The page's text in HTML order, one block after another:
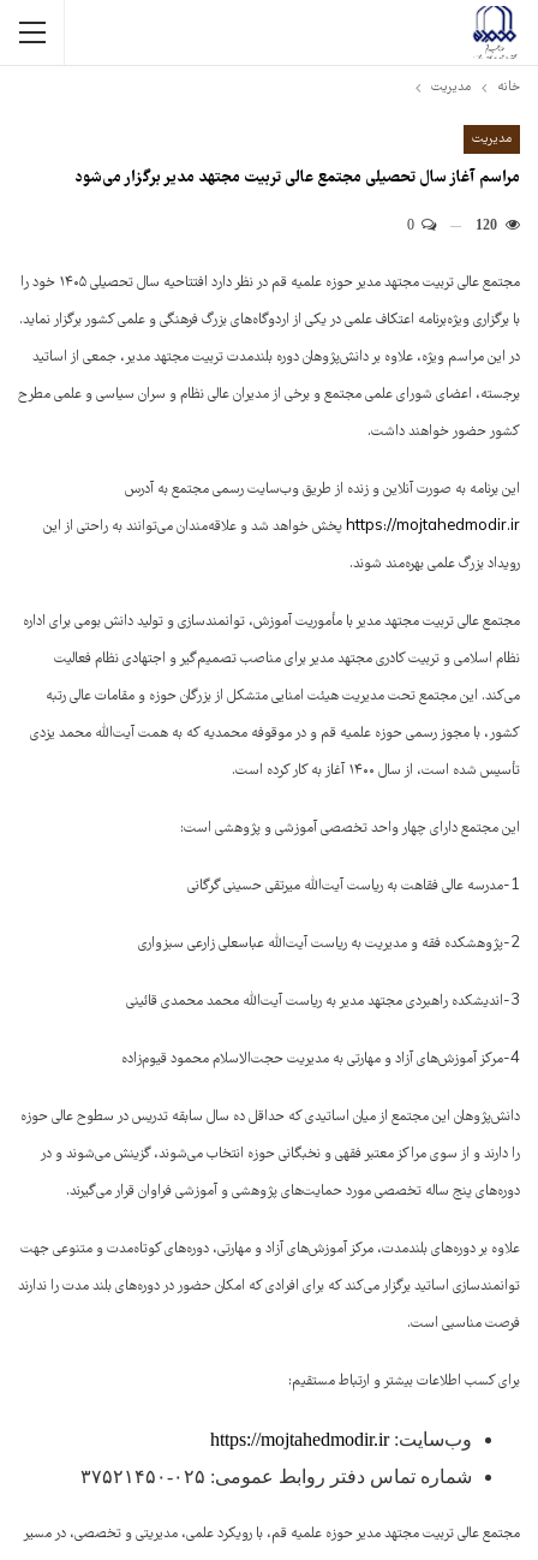
خانه مدیریت
مدیریت
مراسم آغاز سال تحصیلی مجتمع عالی تربیت مجتهد مدیر برگزار می‌شود
120
مجتمع عالی تربیت مجتهد مدیر حوزه علمیه قم در نظر دارد افتتاحیه سال تحصیلی ۱۴۰۵ خود را
با برگزاری ویژه‌برنامه اعتکاف علمی در یکی از اردوگاه‌های بزرگ فرهنگی و علمی کشور برگزار نماید.
در این مراسم ویژه، علاوه بر دانش‌پژوهان دوره بلندمدت تربیت مجتهد مدیر، جمعی از اساتید
برجسته، اعضای شورای علمی مجتمع و برخی از مدیران عالی نظام و سران سیاسی و علمی مطرح
کشور حضور خواهند داشت.
این برنامه به صورت آنلاین و زنده از طریق وب‌سایت رسمی مجتمع به آدرس
https://mojtahedmodir.irپخش خواهد شد و علاقه‌مندان می‌توانند به راحتی از این
رویداد بزرگ علمی بهره‌مند شوند.
مجتمع عالی تربیت مجتهد مدیر با مأموریت آموزش، توانمندسازی و تولید دانش بومی برای اداره
نظام اسلامی و تربیت کادری مجتهد مدیر برای مناصب تصمیم‌گیر و اجتهادی نظام فعالیت
می‌کند. این مجتمع تحت مدیریت هیئت امنایی متشکل از بزرگان حوزه و مقامات عالی رتبه
کشور، با مجوز رسمی حوزه علمیه قم و در موقوفه محمدیه که به همت آیت‌الله محمد یزدی
تأسیس شده است، از سال ۱۴۰۰ آغاز به کار کرده است.
این مجتمع دارای چهار واحد تخصصی آموزشی و پژوهشی است:
1-مدرسه عالی فقاهت به ریاست آیت‌الله میرتقی حسینی گرگانی
2-پژوهشکده فقه و مدیریت به ریاست آیت‌الله عباسعلی زارعی سبزواری
3-اندیشکده راهبردی مجتهد مدیر به ریاست آیت‌الله محمد محمدی قائینی
4-مرکز آموزش‌های آزاد و مهارتی به مدیریت حجت‌الاسلام محمود قیوم‌زاده
دانش‌پژوهان این مجتمع از میان اساتیدی که حداقل ده سال سابقه تدریس در سطوح عالی حوزه
را دارند و از سوی مراکز معتبر فقهی و نخبگانی حوزه انتخاب می‌شوند، گزینش می‌شوند و در
دوره‌های پنج ساله تخصصی مورد حمایت‌های پژوهشی و آموزشی فراوان قرار می‌گیرند.
علاوه بر دوره‌های بلندمدت، مرکز آموزش‌های آزاد و مهارتی، دوره‌های کوتاه‌مدت و متنوعی جهت
توانمندسازی اساتید برگزار می‌کند که برای افرادی که امکان حضور در دوره‌های بلند مدت را ندارند
فرصت مناسبی است.
برای کسب اطلاعات بیشتر و ارتباط مستقیم:
وب‌سایت:https://mojtahedmodir.ir
شماره تماس دفتر روابط عمومی: ۰۲۵-۳۷۵۲۱۴۵۰
مجتمع عالی تربیت مجتهد مدیر حوزه علمیه قم، با رویکرد علمی، مدیریتی و تخصصی، در مسیر